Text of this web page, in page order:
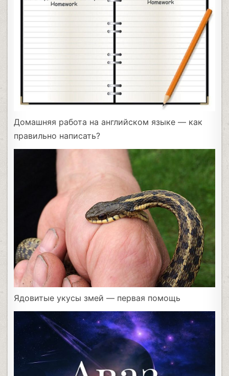
Домашняя работа на английском языке — как
правильно написать?
Ядовитые укусы змей — первая помощь